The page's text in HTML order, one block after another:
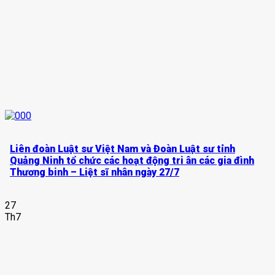
Liên đoàn Luật sư Việt Nam và Đoàn Luật sư tỉnh
Quảng Ninh tổ chức các hoạt động tri ân các gia đình
Thương binh – Liệt sĩ nhân ngày 27/7
27
Th7